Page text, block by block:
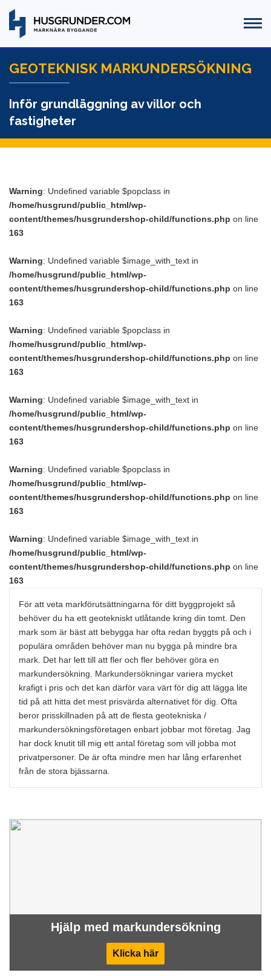
GEOTEKNISK MARKUNDERSÖKNING
Inför grundläggning av villor och
fastigheter
Warning: Undefined variable $popclass in
/home/husgrund/public_html/wp-
content/themes/husgrundershop-child/functions.php on line
163
Warning: Undefined variable $image_with_text in
/home/husgrund/public_html/wp-
content/themes/husgrundershop-child/functions.php on line
163
Warning: Undefined variable $popclass in
/home/husgrund/public_html/wp-
content/themes/husgrundershop-child/functions.php on line
163
Warning: Undefined variable $image_with_text in
/home/husgrund/public_html/wp-
content/themes/husgrundershop-child/functions.php on line
163
Warning: Undefined variable $popclass in
/home/husgrund/public_html/wp-
content/themes/husgrundershop-child/functions.php on line
163
Warning: Undefined variable $image_with_text in
/home/husgrund/public_html/wp-
content/themes/husgrundershop-child/functions.php on line
163
För att veta markförutsättningarna för ditt byggprojekt så
behöver du ha ett geotekniskt utlåtande kring din tomt. Den
mark som är bäst att bebygga har ofta redan byggts på och i
populära områden behöver man nu bygga på mindre bra
mark. Det har lett till att fler och fler behöver göra en
markundersökning. Markundersökningar variera mycket
krafigt i pris och det kan därför vara värt för dig att lägga lite
tid på att hitta det mest prisvärda alternativet för dig. Ofta
beror prisskillnaden på att de flesta geotekniska /
markundersökningsföretagen enbart jobbar mot företag. Jag
har dock knutit till mig ett antal företag som vill jobba mot
privatpersoner. De är ofta mindre men har lång erfarenhet
från de stora bjässarna.
Hjälp med markundersökning
Klicka här